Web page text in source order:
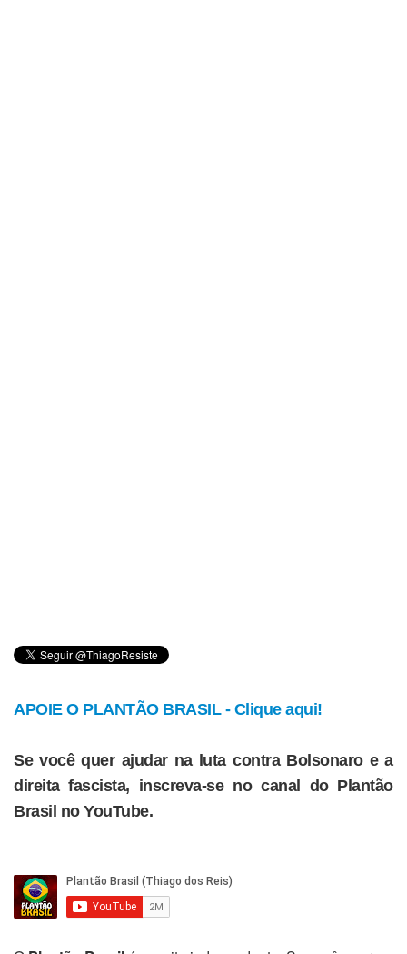
APOIE O PLANTÃO BRASIL - Clique aqui!
Se você quer ajudar na luta contra Bolsonaro e a
direita fascista, inscreva-se no canal do Plantão
Brasil no YouTube.